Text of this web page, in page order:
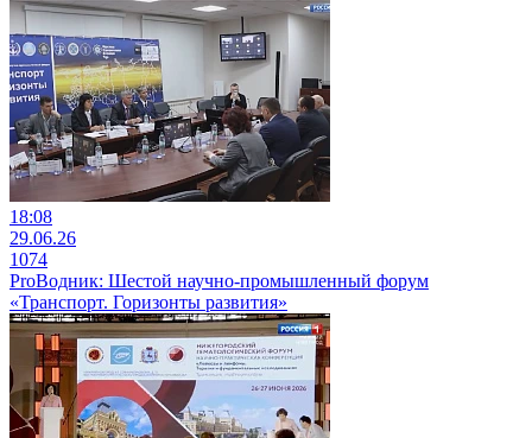
18:08
29.06.26
1074
ProВодник: Шестой научно-промышленный форум
«Транспорт. Горизонты развития»